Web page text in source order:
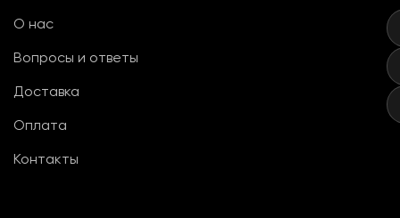
О нас
Вопросы и ответы
Доставка
Оплата
Контакты